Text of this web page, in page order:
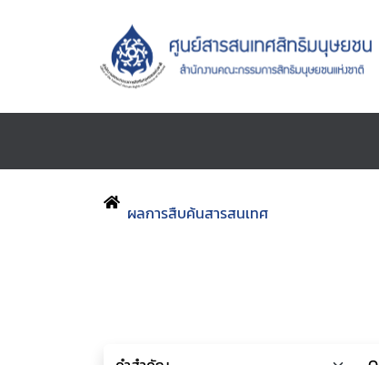
ผลการสืบค้นสารสนเทศ